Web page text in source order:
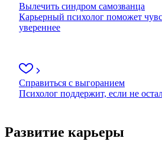
Вылечить синдром самозванца
Карьерный психолог поможет
увереннее
Справиться с выгоранием
Психолог поддержит, если не
Развитие карьеры